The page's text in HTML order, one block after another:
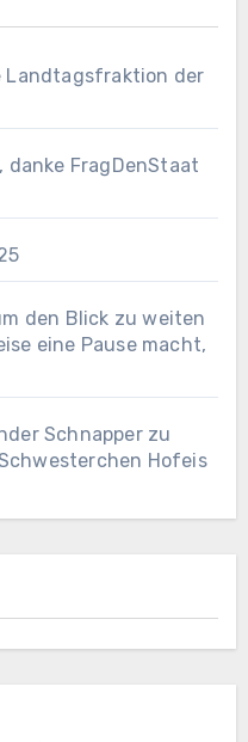
der
danke FragDenStaat
den Blick zu weiten
eine Pause macht,
Schnapperzu
Hofeis